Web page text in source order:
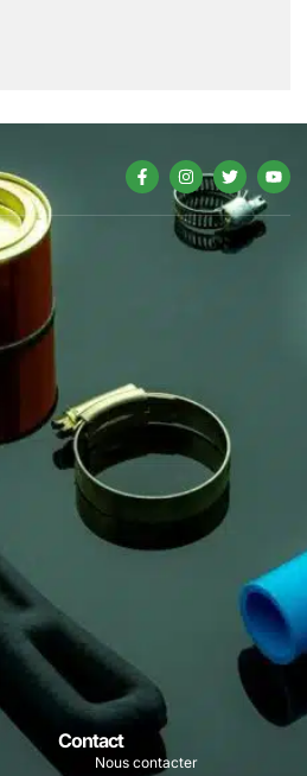
Contact
Nous contacter